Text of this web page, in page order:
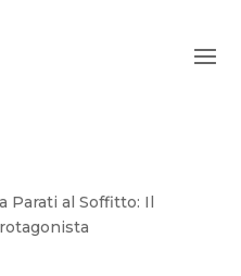
Parati al Soffitto: Il